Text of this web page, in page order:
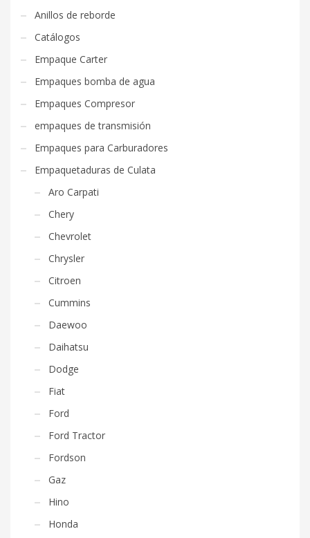
Anillos de reborde
Catálogos
Empaque Carter
Empaques bomba de agua
Empaques Compresor
empaques de transmisión
Empaques para Carburadores
Empaquetaduras de Culata
Aro Carpati
Chery
Chevrolet
Chrysler
Citroen
Cummins
Daewoo
Daihatsu
Dodge
Fiat
Ford
Ford Tractor
Fordson
Gaz
Hino
Honda